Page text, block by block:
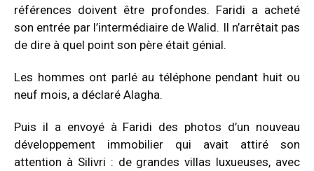
références doivent être profondes. Faridi a acheté
son entrée par l’intermédiaire de Walid. Il n’arrêtait pas
de dire à quel point son père était génial.
Les hommes ont parlé au téléphone pendant huit ou
neuf mois, a déclaré Alagha.
Puis il a envoyé à Faridi des photos d’un nouveau
développement immobilier qui avait attiré son
attention à Silivri : de grandes villas luxueuses, avec